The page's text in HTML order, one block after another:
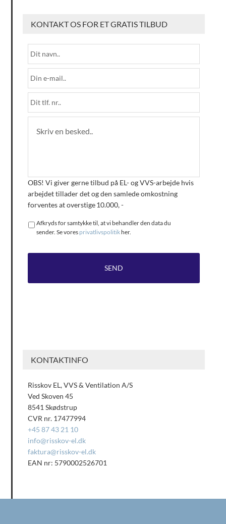
KONTAKT OS FOR ET GRATIS TILBUD
OBS! Vi giver gerne tilbud på EL- og VVS-arbejde hvis
arbejdet tillader det og den samlede omkostning
forventes at overstige 10.000, -
Afkryds for samtykke til, at vi behandler den data du
sender. Se vores privatlivspolitikher.
KONTAKTINFO
Risskov EL, VVS & Ventilation A/S
Ved Skoven 45
8541 Skødstrup
CVR nr. 17477994
+45 87 43 21 10
info@risskov-el.dk
faktura@risskov-el.dk
EAN nr: 5790002526701